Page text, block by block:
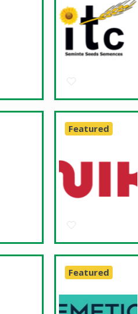
Featured
Featured